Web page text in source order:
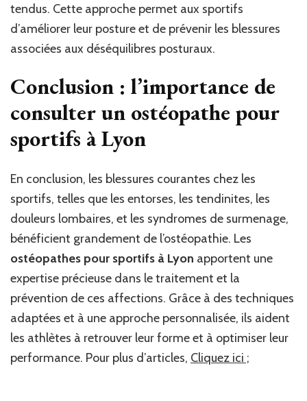
tendus. Cette approche permet aux sportifs
d’améliorer leur posture et de prévenir les blessures
associées aux déséquilibres posturaux.
Conclusion : l’importance de
consulter un ostéopathe pour
sportifs à Lyon
En conclusion, les blessures courantes chez les
sportifs, telles que les entorses, les tendinites, les
douleurs lombaires, et les syndromes de surmenage,
bénéficient grandement de l’ostéopathie. Les
ostéopathes pour sportifs à Lyon apportent une
expertise précieuse dans le traitement et la
prévention de ces affections. Grâce à des techniques
adaptées et à une approche personnalisée, ils aident
les athlètes à retrouver leur forme et à optimiser leur
performance. Pour plus d’articles, Cliquez ici ;